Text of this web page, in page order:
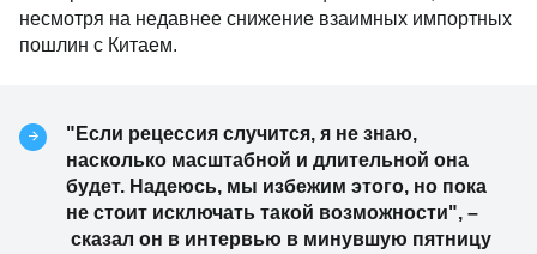
несмотря на недавнее снижение взаимных импортных
пошлин с Китаем.
"Если рецессия случится, я не знаю,
насколько масштабной и длительной она
будет. Надеюсь, мы избежим этого, но пока
не стоит исключать такой возможности", –
сказал он в интервью в минувшую пятницу